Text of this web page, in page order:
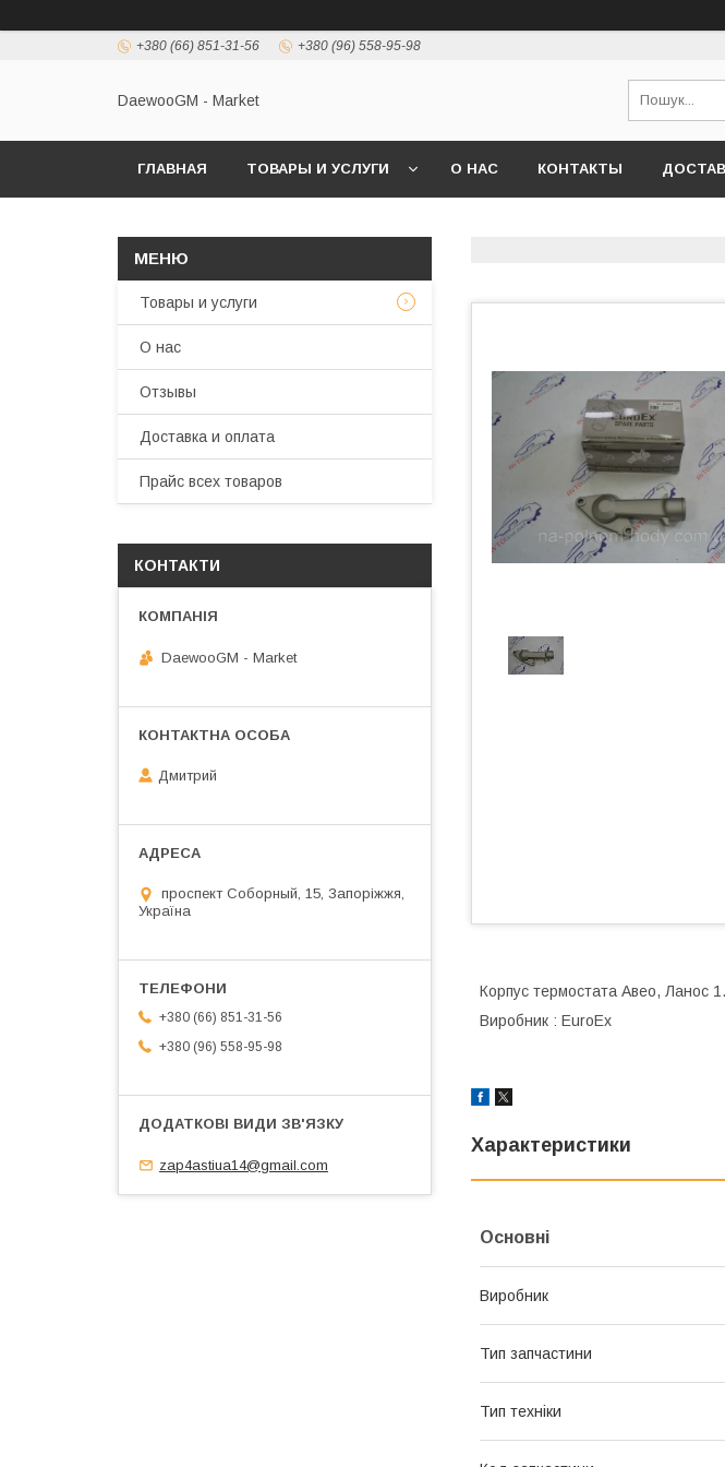
+380 (66) 851-31-56 +380 (96) 558-95-98
DaewooGM - Market
ГЛАВНАЯ ТОВАРЫ И УСЛУГИ О НАС КОНТАКТЫ
Корпус термостата Авео, Ланос
Виробник : EuroEx
Характеристики
Основні
Виробник
Тип запчастини
Тип техніки
Товары и услуги
О нас
Отзывы
Доставка и оплата
Прайс всех товаров
КОНТАКТИ
DaewooGM - Market
Дмитрий
проспект Соборный, 15, Запоріжжя,
Україна
+380 (66) 851-31-56
+380 (96) 558-95-98
zap4astiua14@gmail.com